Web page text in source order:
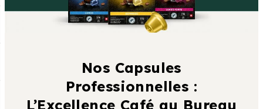
Nos Capsules
Professionnelles :
L’Excellence Café au Bureau